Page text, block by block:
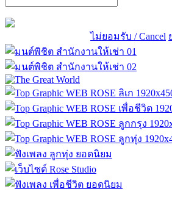
ไม่ยอมรับ / Cancel